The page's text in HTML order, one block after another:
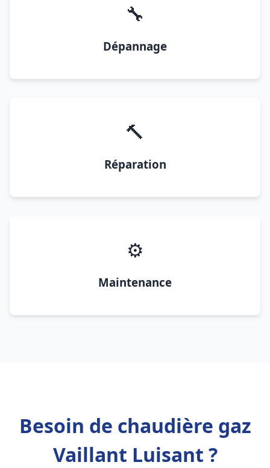
🔧
Dépannage
🔨
Réparation
⚙️
Maintenance
Besoin de chaudière gaz
Vaillant Luisant ?